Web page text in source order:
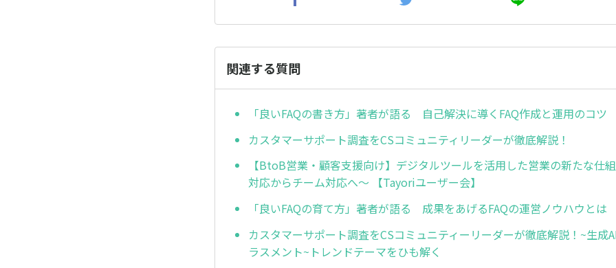
関連する質問
「良いFAQの書き方」著者が語る 自己解決に導くFAQ作成と運用のコツ
カスタマーサポート調査をCSコミュニティリーダーが徹底解説！
【BtoB営業・顧客支援向け】デジタルツールを活用した営業の新たな仕
対応からチーム対応へ～ 【Tayoriユーザー会】
「良いFAQの育て方」著者が語る 成果をあげるFAQの運営ノウハウとは
カスタマーサポート調査をCSコミュニティーリーダーが徹底解説！~生成
ラスメント~トレンドテーマをひも解く